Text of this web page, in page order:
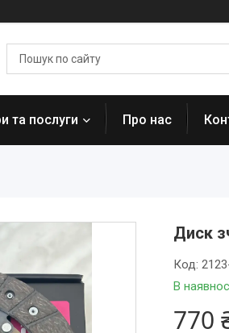
та послуги Про нас
Диск
В
Код:
770